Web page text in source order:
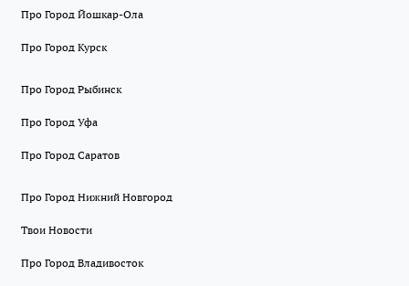
Про Город Йошкар-Ола
Про Город Курск
Про Город Рыбинск
Про Город Уфа
Про Город Саратов
Про Город Нижний Новгород
Твои Новости
Про Город Владивосток